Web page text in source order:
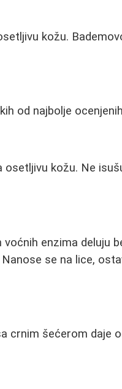
kožu.
od najbolje
kožu. Ne
voćnih enzima deluju
se na lice,
crnim šećerom daje